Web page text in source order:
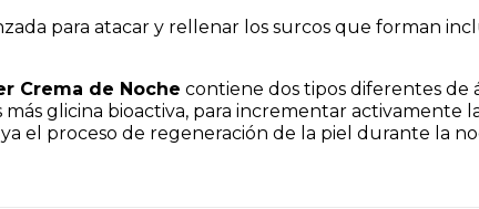
para atacar y rellenar los surcos que forman
Crema de Noche contiene dos tipos diferentes de
más glicina bioactiva, para incrementar activamente
el proceso de regeneración de la piel durante la